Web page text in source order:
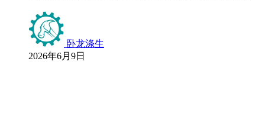
卧龙涤生
2026年6月9日